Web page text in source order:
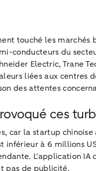
touché les
conducteurs du
Electric, Trane
liées aux
des attentes
ces
car la startup
inférieur à 6 millions
L'application
pas de publicité.